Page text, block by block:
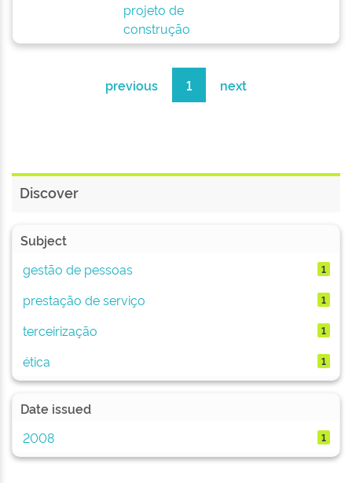
projeto de
construção
previous 1 next
Discover
Subject
gestão de pessoas
1
prestação de serviço 1
terceirização 1
ética 1
Date issued
2008
1